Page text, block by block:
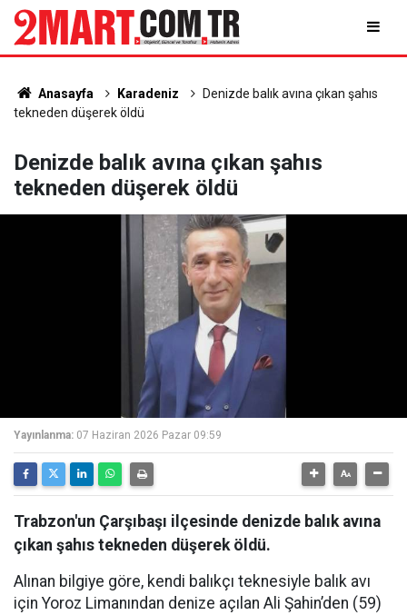
Anasayfa Karadeniz
Denizde balık avına çıkan şahıs
tekneden düşerek öldü
Denizde balık avına çıkan şahıs
tekneden düşerek öldü
Yayınlanma: 07 Haziran 2026 Pazar 09:59
Trabzon'un Çarşıbaşı ilçesinde denizde balık avına
çıkan şahıs tekneden düşerek öldü.
Alınan bilgiye göre, kendi balıkçı teknesiyle balık avı
için Yoroz Limanından denize açılan Ali Şahin’den (59)